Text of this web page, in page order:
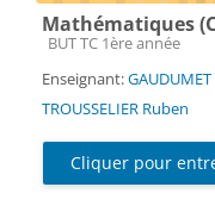
Mathématiques
Catégorie de cours
BUT TC 1ère année
Enseignant:
TROUSSELIER Ruben
Cliquer pour